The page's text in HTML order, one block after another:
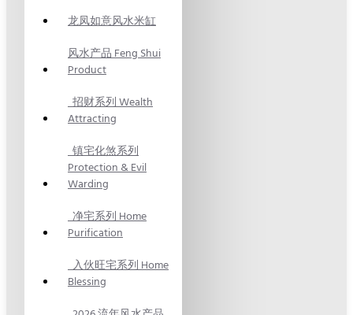
龙凤如意风水米缸
风水产品 Feng Shui
Product
招财系列 Wealth
Attracting
镇宅化煞系列
Protection & Evil
Warding
净宅系列 Home
Purification
入伙旺宅系列 Home
Blessing